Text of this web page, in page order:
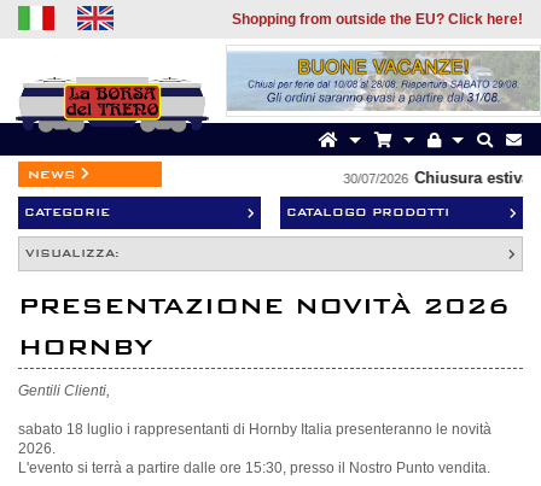
Shopping from outside the EU? Click here!
news 30/07/2026 Chiusura estiva
CATEGORIE CATALOGO PRODOTTI
VISUALIZZA:
PRESENTAZIONE NOVITÀ 2026
HORNBY
Gentili Clienti,
sabato 18 luglio i rappresentanti di Hornby Italia presenteranno le novità
2026.
L'evento si terrà a partire dalle ore 15:30, presso il Nostro Punto vendita.